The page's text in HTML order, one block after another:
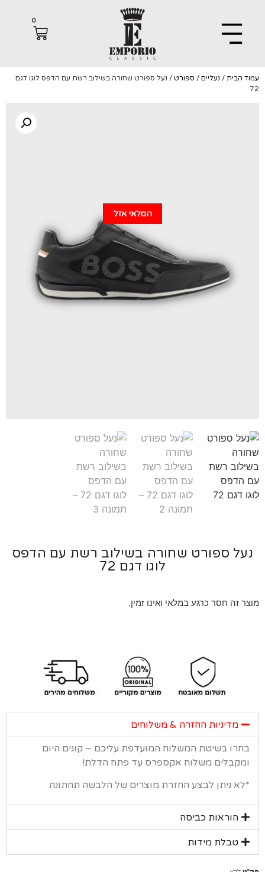
הבית/נעליים /ספורט / נעל ספורט שחורה בשילוב רשת עם הדפס לוגו דגם
ספורט שחורה בשילוב רשת עם הדפס
לוגו דגם 72
זה חסר כרגע במלאי ואינו זמין.
מדיניות החזרה & משלוחים
בשיטת המשלוח המועדפת עליכם – קונים היום
משלוח אקספרס עד פתח הדלת!
ניתן לבצע החזרת מוצרים של הלבשה תחתונה.
הוראות כביסה
טבלת מידות
המלאי אזל